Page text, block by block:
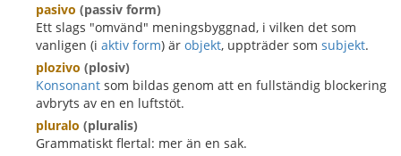
pasivo (passiv form)
Ett slags "omvänd" meningsbyggnad, i vilken det som
vanligen (i aktiv form) är objekt, uppträder som subjekt.
plozivo (plosiv)
Konsonant som bildas genom att en fullständig blockering
avbryts av en en luftstöt.
pluralo (pluralis)
Grammatiskt flertal: mer än en sak.